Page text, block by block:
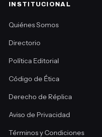
INSTITUCIONAL
Quiénes Somos
Directorio
Política Editorial
Código de Ética
Derecho de Réplica
Aviso de Privacidad
Términos y Condiciones